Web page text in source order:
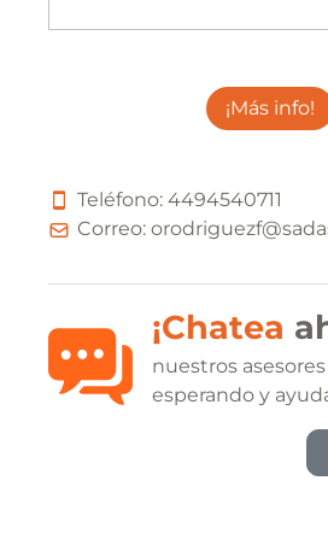
¡Más info!
Teléfono: 4494540711
Correo:
¡Chatea
nuestros
esperando y